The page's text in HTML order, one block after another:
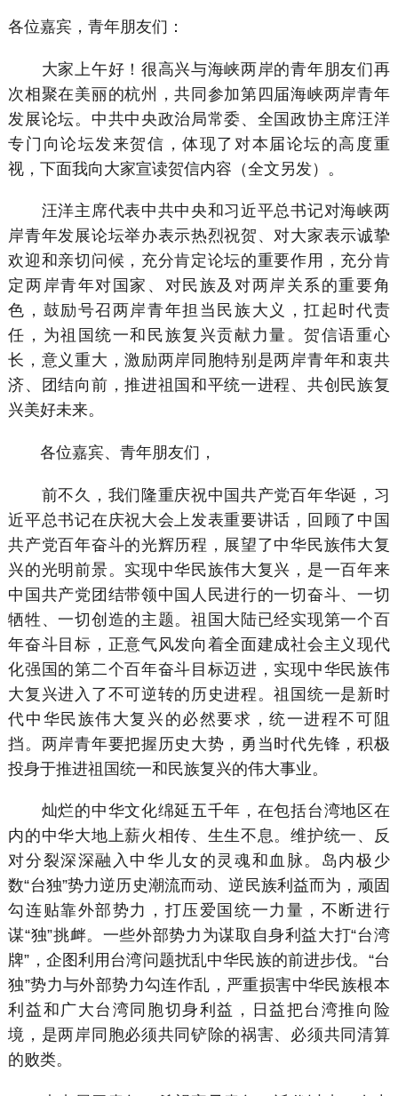
各位嘉宾，青年朋友们：
大家上午好！很高兴与海峡两岸的青年朋友们再
次相聚在美丽的杭州，共同参加第四届海峡两岸青年
发展论坛。中共中央政治局常委、全国政协主席汪洋
专门向论坛发来贺信，体现了对本届论坛的高度重
视，下面我向大家宣读贺信内容（全文另发）。
汪洋主席代表中共中央和习近平总书记对海峡两
岸青年发展论坛举办表示热烈祝贺、对大家表示诚挚
欢迎和亲切问候，充分肯定论坛的重要作用，充分肯
定两岸青年对国家、对民族及对两岸关系的重要角
色，鼓励号召两岸青年担当民族大义，扛起时代责
任，为祖国统一和民族复兴贡献力量。贺信语重心
长，意义重大，激励两岸同胞特别是两岸青年和衷共
济、团结向前，推进祖国和平统一进程、共创民族复
兴美好未来。
各位嘉宾、青年朋友们，
前不久，我们隆重庆祝中国共产党百年华诞，习
近平总书记在庆祝大会上发表重要讲话，回顾了中国
共产党百年奋斗的光辉历程，展望了中华民族伟大复
兴的光明前景。实现中华民族伟大复兴，是一百年来
中国共产党团结带领中国人民进行的一切奋斗、一切
牺牲、一切创造的主题。祖国大陆已经实现第一个百
年奋斗目标，正意气风发向着全面建成社会主义现代
化强国的第二个百年奋斗目标迈进，实现中华民族伟
大复兴进入了不可逆转的历史进程。祖国统一是新时
代中华民族伟大复兴的必然要求，统一进程不可阻
挡。两岸青年要把握历史大势，勇当时代先锋，积极
投身于推进祖国统一和民族复兴的伟大事业。
灿烂的中华文化绵延五千年，在包括台湾地区在
内的中华大地上薪火相传、生生不息。维护统一、反
对分裂深深融入中华儿女的灵魂和血脉。岛内极少
数“台独”势力逆历史潮流而动、逆民族利益而为，顽固
勾连贴靠外部势力，打压爱国统一力量，不断进行
谋“独”挑衅。一些外部势力为谋取自身利益大打“台湾
牌”，企图利用台湾问题扰乱中华民族的前进步伐。“台
独”势力与外部势力勾连作乱，严重损害中华民族根本
利益和广大台湾同胞切身利益，日益把台湾推向险
境，是两岸同胞必须共同铲除的祸害、必须共同清算
的败类。